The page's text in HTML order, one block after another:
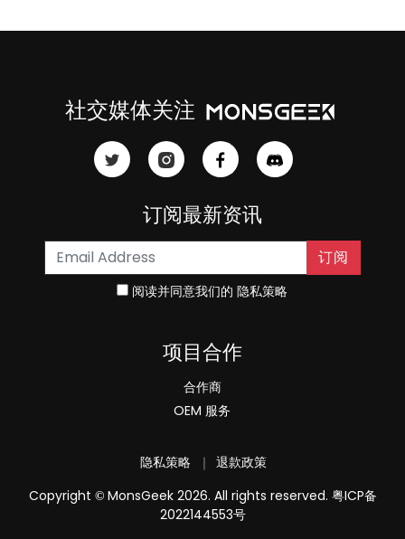
社交媒体关注
订阅最新资讯
订阅
阅读并同意我们的隐私策略
项目合作
合作商
OEM 服务
隐私策略 ｜ 退款政策
Copyright ©MonsGeek 2026. All rights reserved. 粤ICP备
2022144553号